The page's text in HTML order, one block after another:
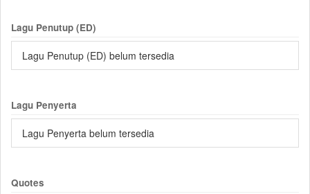
Lagu Penutup (ED)
Lagu Penutup (ED) belum tersedia
Lagu Penyerta
Lagu Penyerta belum tersedia
Quotes